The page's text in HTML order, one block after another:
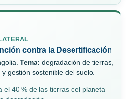
contra la Desertificación
Tema: degradación de tierras,
gestión sostenible del suelo.
el 40 % de las tierras del planeta